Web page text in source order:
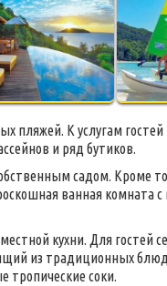
пляжей. К услугам
и ряд бутиков.
садом. Кроме
ванная комната
кухни. Для гостей
из традиционных
тропические соки.